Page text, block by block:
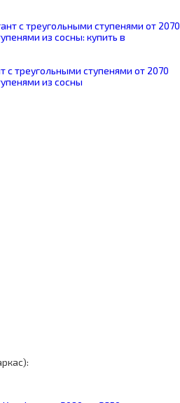
с треугольными ступенями от 2070
из сосны